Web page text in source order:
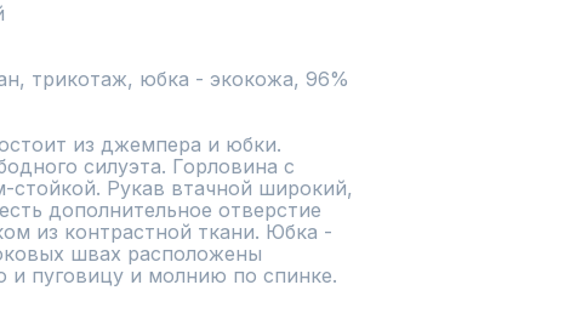
трикотаж, юбка - экокожа, 96%
из джемпера и юбки.
силуэта. Горловина с
Рукав втачной широкий,
дополнительное отверстие
из контрастной ткани. Юбка -
швах расположены
и пуговицу и молнию по спинке.